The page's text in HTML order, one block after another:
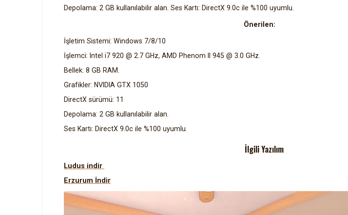
Depolama: 2 GB kullanılabilir alan. Ses Kartı: DirectX 9.0c ile %100 uyumlu.
Önerilen:
İşletim Sistemi: Windows 7/8/10
İşlemci: Intel i7 920 @ 2.7 GHz, AMD Phenom II 945 @ 3.0 GHz.
Bellek: 8 GB RAM.
Grafikler: NVIDIA GTX 1050
DirectX sürümü: 11
Depolama: 2 GB kullanılabilir alan.
Ses Kartı: DirectX 9.0c ile %100 uyumlu.
İlgili Yazılım
Ludus indir
Erzurum İndir